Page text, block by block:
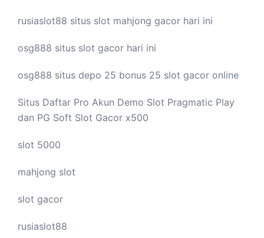
rusiaslot88 situs slot mahjong gacor hari ini
osg888 situs slot gacor hari ini
osg888 situs depo 25 bonus 25 slot gacor online
Situs Daftar Pro Akun Demo Slot Pragmatic Play
dan PG Soft Slot Gacor x500
slot 5000
mahjong slot
slot gacor
rusiaslot88